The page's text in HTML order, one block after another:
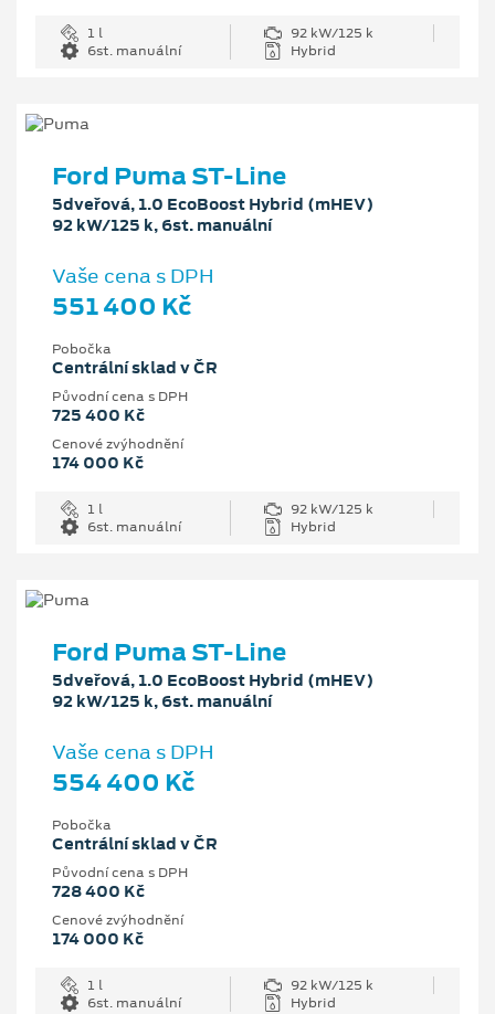
1 l
92 kW/125 k
6st. manuální
Hybrid
Ford Puma ST-Line
5dveřová, 1.0 EcoBoost Hybrid (mHEV)
92 kW/125 k, 6st. manuální
Vaše cena s DPH
551 400 Kč
Pobočka
Centrální sklad v ČR
Původní cena s DPH
725 400 Kč
Cenové zvýhodnění
174 000 Kč
1 l
92 kW/125 k
6st. manuální
Hybrid
Ford Puma ST-Line
5dveřová, 1.0 EcoBoost Hybrid (mHEV)
92 kW/125 k, 6st. manuální
Vaše cena s DPH
554 400 Kč
Pobočka
Centrální sklad v ČR
Původní cena s DPH
728 400 Kč
Cenové zvýhodnění
174 000 Kč
1 l
92 kW/125 k
6st. manuální
Hybrid